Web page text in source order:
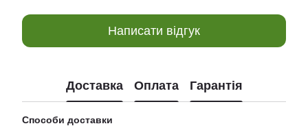
Написати відгук
Доставка Оплата Гарантія
Способи доставки